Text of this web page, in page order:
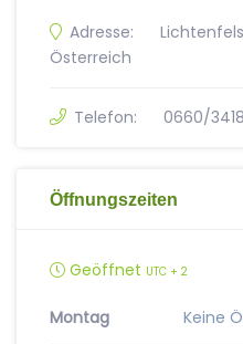
Adresse:
Österreich
Telefon: 0660/
Öffnungszeiten
Geöffnet UTC + 2
Montag Keine